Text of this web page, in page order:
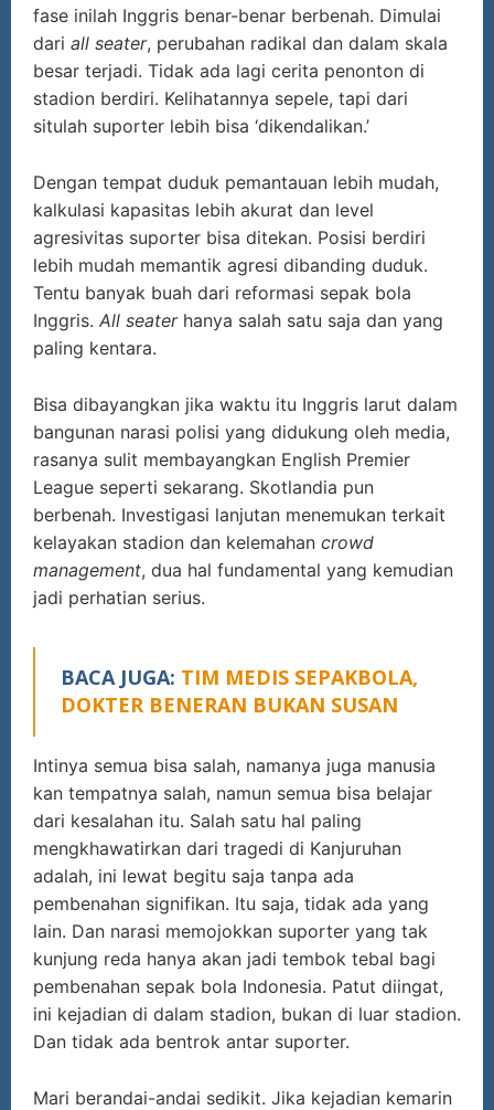
fase inilah Inggris benar-benar berbenah. Dimulai
dari all seater, perubahan radikal dan dalam skala
besar terjadi. Tidak ada lagi cerita penonton di
stadion berdiri. Kelihatannya sepele, tapi dari
situlah suporter lebih bisa ‘dikendalikan.’
Dengan tempat duduk pemantauan lebih mudah,
kalkulasi kapasitas lebih akurat dan level
agresivitas suporter bisa ditekan. Posisi berdiri
lebih mudah memantik agresi dibanding duduk.
Tentu banyak buah dari reformasi sepak bola
Inggris. All seaterhanya salah satu saja dan yang
paling kentara.
Bisa dibayangkan jika waktu itu Inggris larut dalam
bangunan narasi polisi yang didukung oleh media,
rasanya sulit membayangkan English Premier
League seperti sekarang. Skotlandia pun
berbenah. Investigasi lanjutan menemukan terkait
kelayakan stadion dan kelemahan crowd
management, dua hal fundamental yang kemudian
jadi perhatian serius.
BACA JUGA: TIM MEDIS SEPAKBOLA,
DOKTER BENERAN BUKAN SUSAN
Intinya semua bisa salah, namanya juga manusia
kan tempatnya salah, namun semua bisa belajar
dari kesalahan itu. Salah satu hal paling
mengkhawatirkan dari tragedi di Kanjuruhan
adalah, ini lewat begitu saja tanpa ada
pembenahan signifikan. Itu saja, tidak ada yang
lain. Dan narasi memojokkan suporter yang tak
kunjung reda hanya akan jadi tembok tebal bagi
pembenahan sepak bola Indonesia. Patut diingat,
ini kejadian di dalam stadion, bukan di luar stadion.
Dan tidak ada bentrok antar suporter.
Mari berandai-andai sedikit. Jika kejadian kemarin